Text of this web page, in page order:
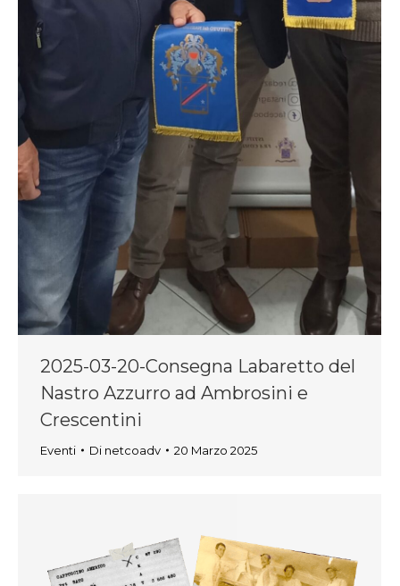
2025-03-20-Consegna Labaretto del
Nastro Azzurro ad Ambrosini e
Crescentini
Eventi Di netcoadv 20 Marzo 2025